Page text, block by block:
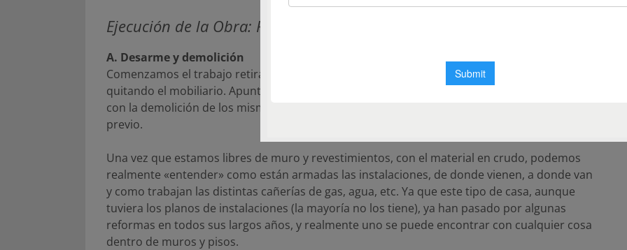
Ejecución de la Obra: Proceso
A. Desarme y demolición
Comenzamos el trabajo retirando revestimientos y aberturas, desconectando artefactos y
quitando el mobiliario. Apuntalando debidamente los muros portantes se puede comenzar
con la demolición de los mismos, la mejor forma de hacerlo resultará del análisis estructural
previo.
Una vez que estamos libres de muro y revestimientos, con el material en crudo, podemos
realmente «entender» como están armadas las instalaciones, de donde vienen, a donde van
y como trabajan las distintas cañerías de gas, agua, etc. Ya que este tipo de casa, aunque
tuviera los planos de instalaciones (la mayoría no los tiene), ya han pasado por algunas
reformas en todos sus largos años, y realmente uno se puede encontrar con cualquier cosa
dentro de muros y pisos.